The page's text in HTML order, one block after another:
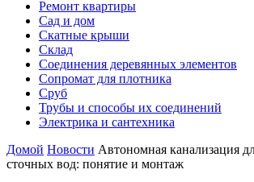
Ремонт квартиры
Сад и дом
Скатные крыши
Склад
Соединения деревянных элементов
Сопромат для плотника
Сруб
Трубы и способы их соединений
Электрика и сантехника
Домой Новости Автономная канализация
сточных вод: понятие и монтаж